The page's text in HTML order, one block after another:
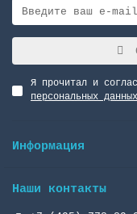
Я прочитал и
персональных данных
Информация
Наши контакты